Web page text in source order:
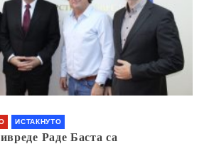
ИСТАКНУТО
Раде Баста са